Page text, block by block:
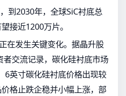
到2030年，全球SiC衬底总
接近1200万片。
在发生关键变化。据晶升股
交流记录，碳化硅衬底市场
6英寸碳化硅衬底价格出现较
格止跌企稳并小幅上涨，部